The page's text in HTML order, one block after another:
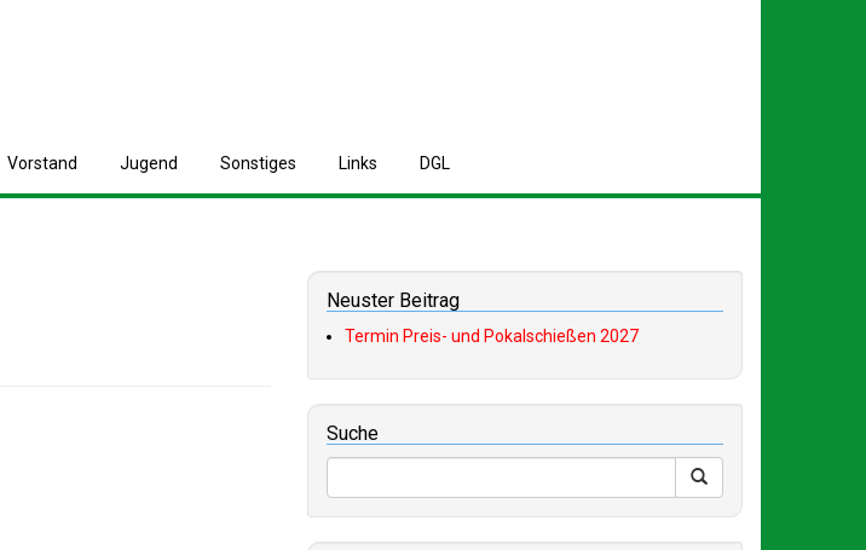
Vorstand Jugend Sonstiges Links DGL
Neuster Beitrag
Termin Preis- und Pokalschießen 2027
Suche